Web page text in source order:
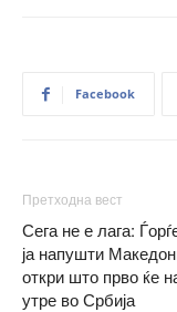
Facebook
Претходна вест
Сега не е лага:
ја напушти
откри што прво ќе
утре во Србија